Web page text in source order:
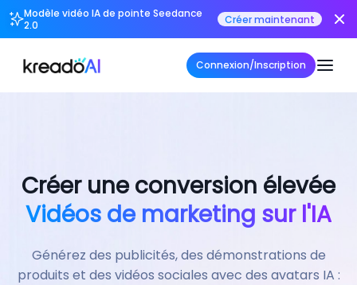
Modèle vidéo IA de pointe Seedance
2.0
Créer maintenant
Connexion/Inscription
Créer une conversion élevée
Vidéos de marketing sur l'IA
Générez des publicités, des démonstrations de
produits et des vidéos sociales avec des avatars IA :